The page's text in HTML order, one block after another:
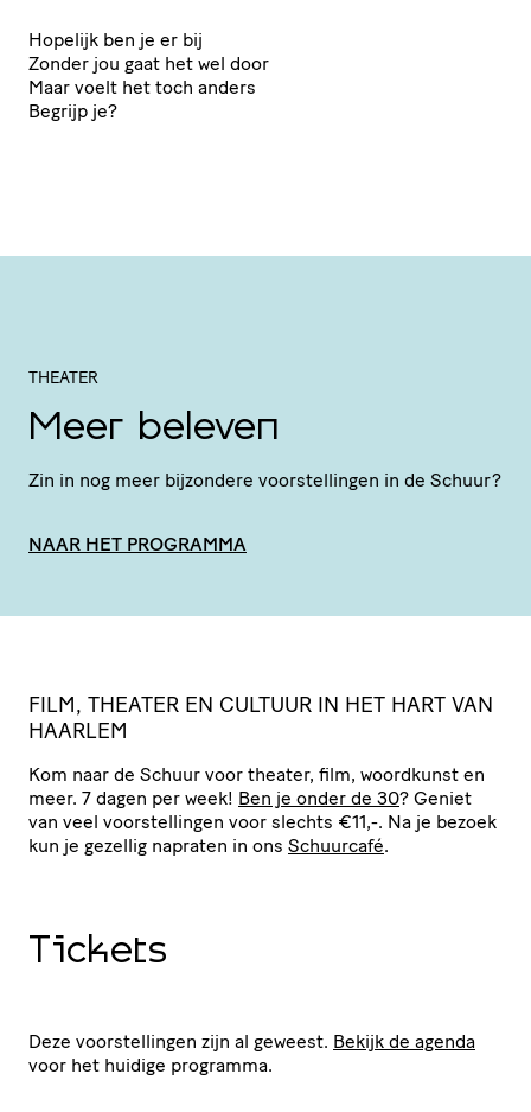
Hopelijk ben je er bij
Zonder jou gaat het wel door
Maar voelt het toch anders
Begrijp je?
THEATER
Meer beleven
Zin in nog meer bijzondere voor­stel­lingen in de Schuur?
NAAR HET PROGRAMMA
FILM, THEATER EN CULTUUR IN HET HART VAN
HAARLEM
Kom naar de Schuur voor theater, film, woordkunst en
meer. 7 dagen per week! Ben je onder de 30? Geniet
van veel voor­stel­lingen voor slechts €11,-. Na je bezoek
kun je gezellig napraten in ons Schuurcafé.
Tickets
Deze voorstellingen zijn al geweest. Bekijk de agenda
voor het huidige programma.